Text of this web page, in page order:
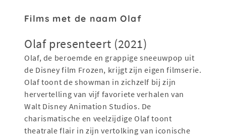
Films met de naam Olaf
Olaf presenteert (2021)
Olaf, de beroemde en grappige sneeuwpop uit
de Disney film Frozen, krijgt zijn eigen filmserie.
Olaf toont de showman in zichzelf bij zijn
hervertelling van vijf favoriete verhalen van
Walt Disney Animation Studios. De
charismatische en veelzijdige Olaf toont
theatrale flair in zijn vertolking van iconische